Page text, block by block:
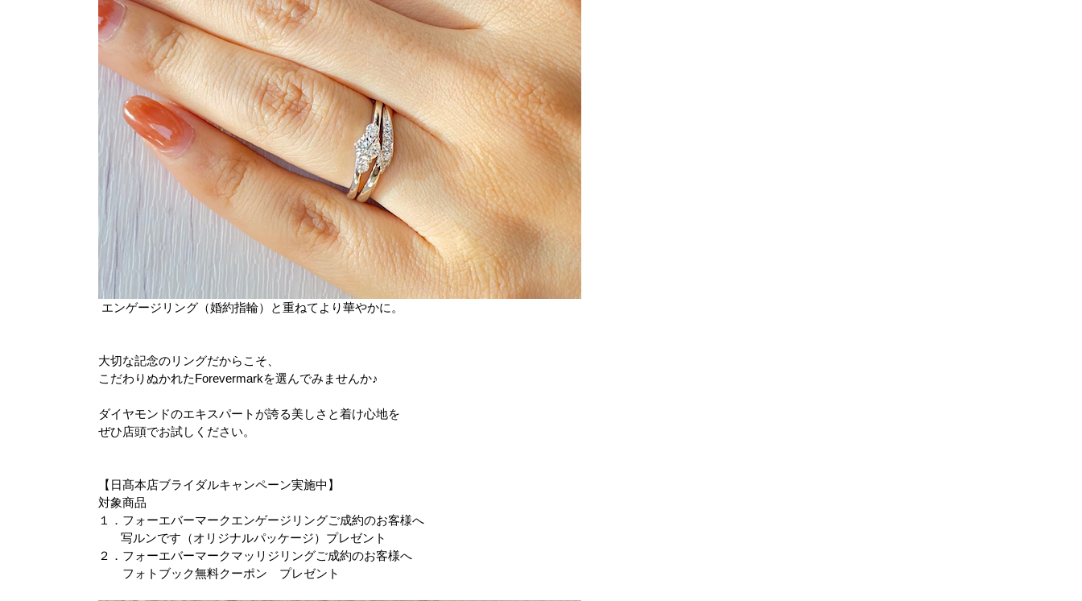
エンゲージリング（婚約指輪）と重ねてより華やかに。
大切な記念のリングだからこそ、
こだわりぬかれたForevermarkを選んでみませんか♪
ダイヤモンドのエキスパートが誇る美しさと着け心地を
ぜひ店頭でお試しください。
【日髙本店ブライダルキャンペーン実施中】
対象商品
１．フォーエバーマークエンゲージリングご成約のお客様へ
写ルンです（オリジナルパッケージ）プレゼント
２．フォーエバーマークマッリジリングご成約のお客様へ
フォトブック無料クーポン プレゼント